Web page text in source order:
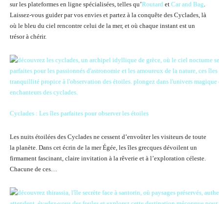
sur les plateformes en ligne spécialisées, telles qu’Routard et Car and Bag.
Laissez-vous guider par vos envies et partez à la conquête des Cyclades, là
où le bleu du ciel rencontre celui de la mer, et où chaque instant est un
trésor à chérir.
Cyclades : Les îles parfaites pour observer les étoiles
Les nuits étoilées des Cyclades ne cessent d’envoûter les visiteurs de toute
la planète. Dans cet écrin de la mer Égée, les îles grecques dévoilent un
firmament fascinant, claire invitation à la rêverie et à l’exploration céleste.
Chacune de ces…